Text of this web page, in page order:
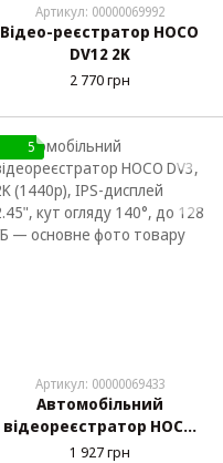
Артикул: 00000069992
Відео-реєстратор HOCO
DV12 2K
2 770 грн
5
Артикул: 00000069433
Автомобільний
відеореєстратор HOCO
DV3, 2K (1440p), IPS-
1 927 грн